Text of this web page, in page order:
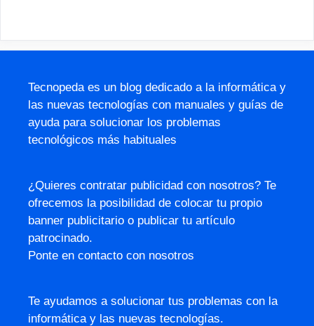
Tecnopeda es un blog dedicado a la informática y
las nuevas tecnologías con manuales y guías de
ayuda para solucionar los problemas
tecnológicos más habituales
¿Quieres contratar publicidad con nosotros? Te
ofrecemos la posibilidad de colocar tu propio
banner publicitario o publicar tu artículo
patrocinado.
Ponte en contacto con nosotros
Te ayudamos a solucionar tus problemas con la
informática y las nuevas tecnologías.